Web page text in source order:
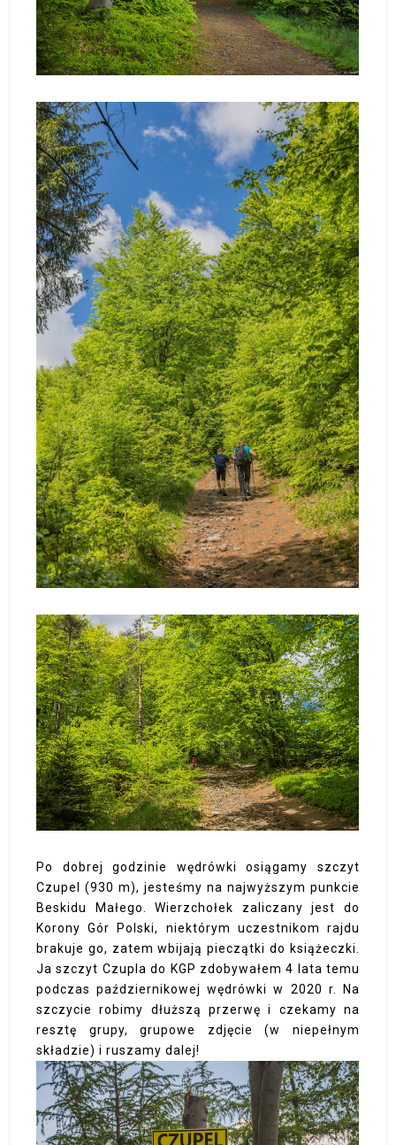
Po dobrej godzinie wędrówki osiągamy szczyt
Czupel (930 m), jesteśmy na najwyższym punkcie
Beskidu Małego. Wierzchołek zaliczany jest do
Korony Gór Polski, niektórym uczestnikom rajdu
brakuje go, zatem wbijają pieczątki do książeczki.
Ja szczyt Czupla do KGP zdobywałem 4 lata temu
podczas październikowej wędrówki w 2020 r. Na
szczycie robimy dłuższą przerwę i czekamy na
resztę grupy, grupowe zdjęcie (w niepełnym
składzie) i ruszamy dalej!